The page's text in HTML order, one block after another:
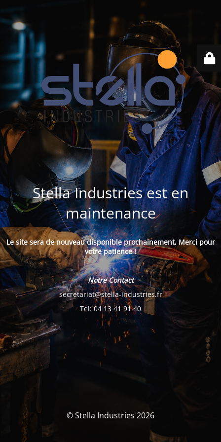
Stella Industries est en
maintenance
Le site sera de nouveau disponible prochainement, Merci pour
votre patience !
Notre Contact
secretariat@stella-industries.fr
Tel: 04 13 41 91 40
© Stella Industries 2026